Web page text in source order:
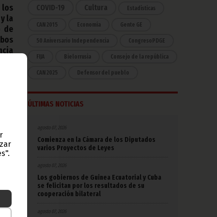
los
la
de
y
la
en
COVID-19 Cultura Estadísticas
CAN 2015 Economía Gente GE
50 Aniversario Independencia CongresoPDGE
FIJA Bielorrusia Consejo de la república
CAN 2025 Defensor del pueblo
ÚLTIMAS NOTICIAS
agosto 07, 2026
Comienza en la Cámara de los Diputados
varios Proyectos de Leyes
agosto 07, 2026
Los gobiernos de Guinea Ecuatorial y Cuba
se felicitan por los resultados de su
cooperación bilateral
agosto 07, 2026